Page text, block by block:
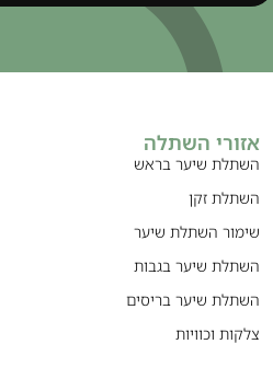
אזורי השתלה
השתלת שיער בראש
השתלת זקן
שימור השתלת שיער
השתלת שיער בגבות
השתלת שיער בריסים
צלקות וכוויות